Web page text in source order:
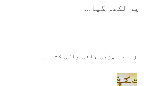
پر لکھا گیا…
زیادہ پڑھی جانی والی کتابیں